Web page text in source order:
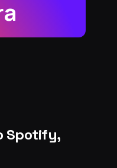
Spotify,